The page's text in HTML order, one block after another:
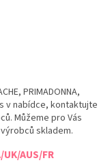
PRIMADONNA,
v nabídce, kontaktujte
Můžeme pro Vás
skladem.
UK/AUS/FR